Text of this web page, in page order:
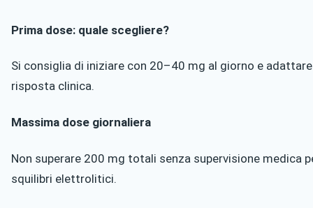
Prima dose: quale scegliere?
Si consiglia di iniziare con 20–40 mg al giorno e
risposta clinica.
Massima dose giornaliera
Non superare 200 mg totali senza supervisione medica
squilibri elettrolitici.